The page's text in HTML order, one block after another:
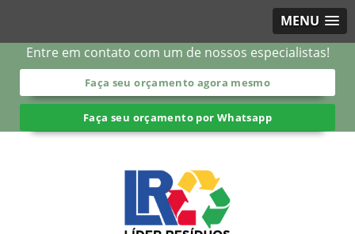
MENU
Entre em contato com um de nossos especialistas!
Faça seu orçamento agora mesmo
Faça seu orçamento por Whatsapp